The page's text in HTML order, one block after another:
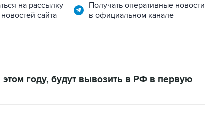
на рассылку
сайта
Получать оперативные новости
в официальном канале
году, будут вывозить в РФ в первую